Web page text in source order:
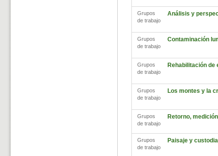
Grupos
de trabajo
Análisis y
Grupos
de trabajo
Contaminación
Grupos
de trabajo
Rehabilitación
Grupos
de trabajo
Los montes y la
Grupos
de trabajo
Retorno,
Grupos
de trabajo
Paisaje y